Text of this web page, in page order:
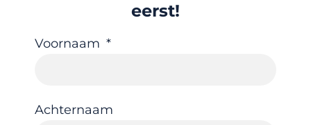
eerst!
Voornaam
Achternaam